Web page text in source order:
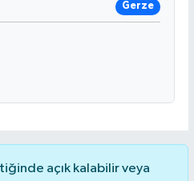
Gerze
açık kalabilir veya